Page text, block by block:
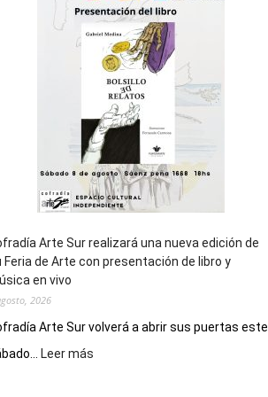
general
de
los
Juegos
Epade
2027
Arte Sur realizará una nueva edición de
Feria de Arte con presentación de libro y
en vivo
2026
Arte Sur volverá a abrir sus puertas este
Leer más